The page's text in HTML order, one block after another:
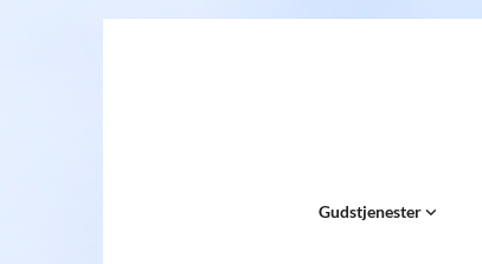
Gudstjenester